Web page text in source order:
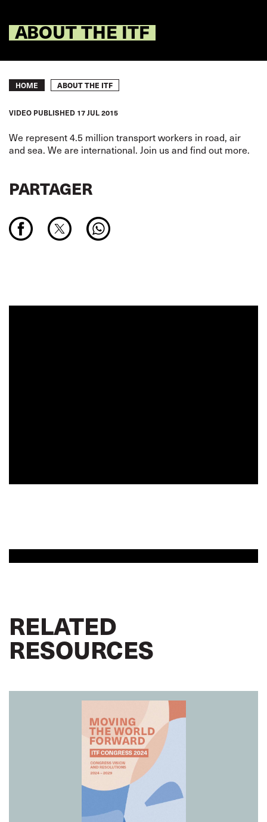
ABOUT THE ITF
Breadcrumb
HOME ABOUT THE ITF
VIDEO PUBLISHED 17 JUL 2015
We represent 4.5 million transport workers in road, air
and sea. We are international. Join us and find out more.
PARTAGER
RELATED
RESOURCES